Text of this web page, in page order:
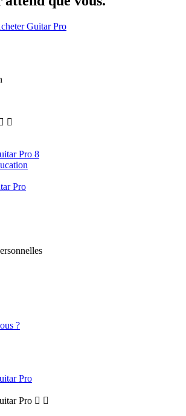
Guitar Pro
 
Pro 8
Pro
?
Pro
Pro  